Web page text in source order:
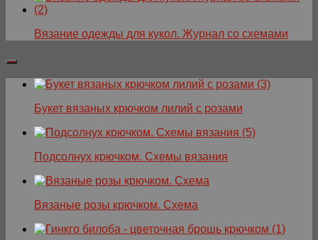
Вязание одежды для кукол. Журнал со схемами
Букет вязаных крючком лилий с розами
Подсолнух крючком. Схемы вязания
Вязаные розы крючком. Схема